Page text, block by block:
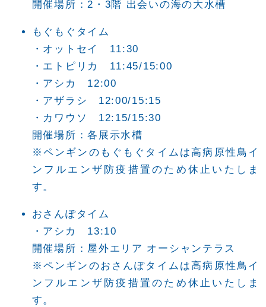
開催場所：2・3階 出会いの海の大水槽
もぐもぐタイム
・オットセイ 11:30
・エトピリカ 11:45/15:00
・アシカ 12:00
・アザラシ 12:00/15:15
・カワウソ 12:15/15:30
開催場所：各展示水槽
※ペンギンのもぐもぐタイムは高病原性鳥イ
ンフルエンザ防疫措置のため休止いたしま
す。
おさんぽタイム
・アシカ 13:10
開催場所：屋外エリア オーシャンテラス
※ペンギンのおさんぽタイムは高病原性鳥イ
ンフルエンザ防疫措置のため休止いたしま
す。